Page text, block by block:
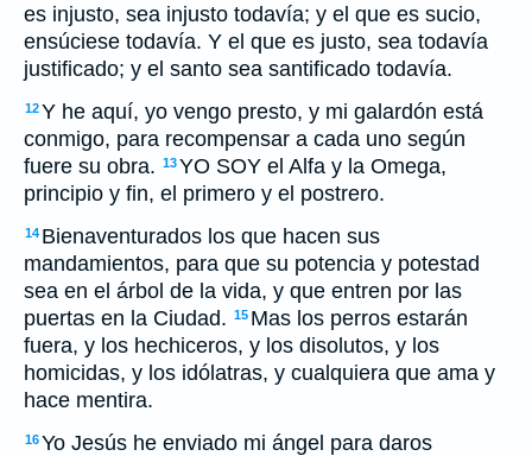
es injusto, sea injusto todavía; y el que es sucio,
ensúciese todavía. Y el que es justo, sea todavía
justificado; y el santo sea santificado todavía.
12Y he aquí, yo vengo presto, y mi galardón está
conmigo, para recompensar a cada uno según
fuere su obra. 13YO SOY el Alfa y la Omega,
principio y fin, el primero y el postrero.
14 Bienaventurados los que hacen sus
mandamientos, para que su potencia y potestad
sea en el árbol de la vida, y que entren por las
puertas en la Ciudad. 15 Mas los perros estarán
fuera, y los hechiceros, y los disolutos, y los
homicidas, y los idólatras, y cualquiera que ama y
hace mentira.
16Yo Jesús he enviado mi ángel para daros